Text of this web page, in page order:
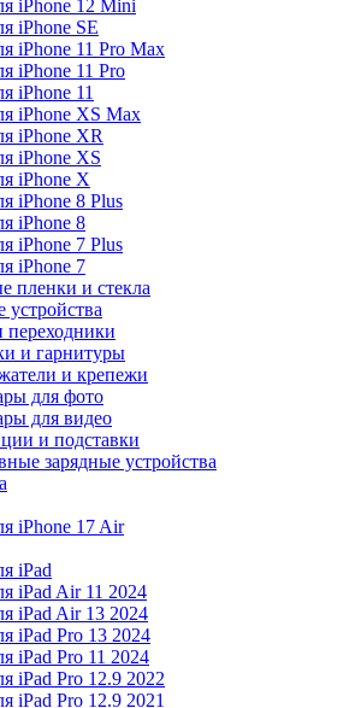
iPhone 12 Mini
iPhone SE
iPhone 11 Pro Max
iPhone 11 Pro
iPhone 11
iPhone XS Max
iPhone XR
iPhone XS
iPhone X
iPhone 8 Plus
iPhone 8
iPhone 7 Plus
iPhone 7
пленки и стекла
устройства
переходники
и гарнитуры
и крепежи
для фото
для видео
и подставки
зарядные устройства
iPhone 17 Air
iPad
iPad Air 11 2024
iPad Air 13 2024
iPad Pro 13 2024
iPad Pro 11 2024
iPad Pro 12.9 2022
iPad Pro 12.9 2021